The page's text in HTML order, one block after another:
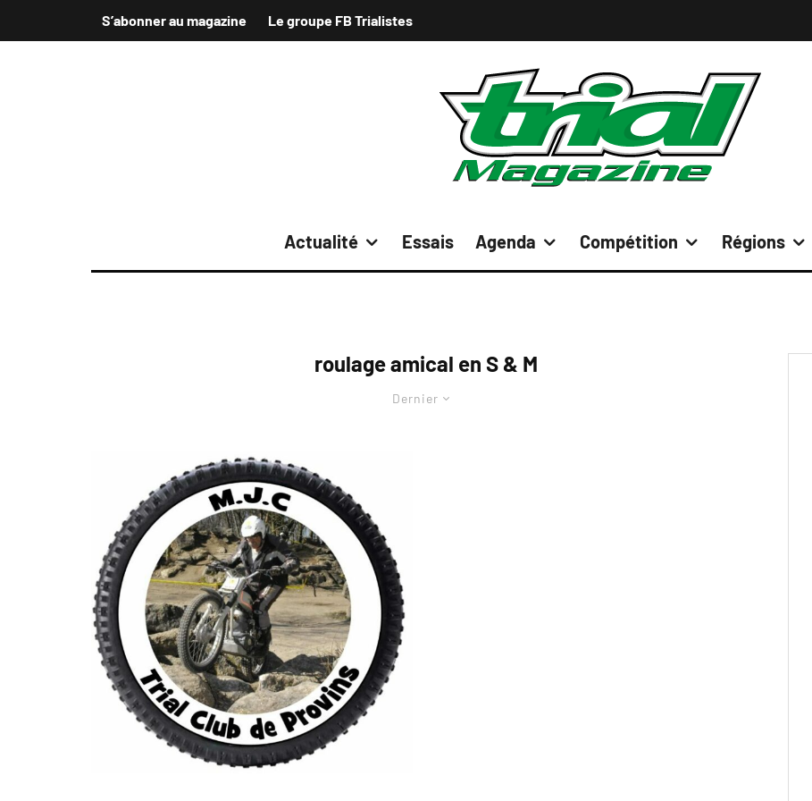
S’abonner au magazine Le groupe FB Trialistes
Actualité Essais Agenda Compétition Régions
roulage amical en S & M
Dernier